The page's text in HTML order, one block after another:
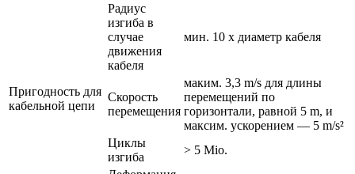
Пригодность для
кабельной цепи
Радиус
изгиба в
случае
движения
кабеля
мин. 10 x диаметр кабеля
Скорость
перемещения
маким. 3,3 m/s для длины
перемещений по
горизонтали, равной 5 m, и
максим. ускорением — 5 m/s²
Циклы
изгиба
> 5 Mio.